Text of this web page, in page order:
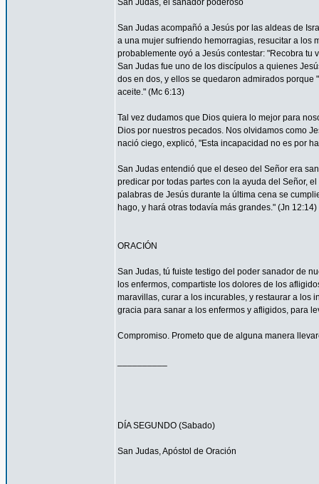
San Judas, el sanador poderoso
San Judas acompañó a Jesús por las aldeas de
a una mujer sufriendo hemorragias, resucitar a los
probablemente oyó a Jesús contestar: "Recobra tu
San Judas fue uno de los discípulos a quienes
dos en dos, y ellos se quedaron admirados
aceite." (Mc 6:13)
Tal vez dudamos que Dios quiera lo mejor para
Dios por nuestros pecados. Nos olvidamos como
nació ciego, explicó, "Esta incapacidad no es por
San Judas entendió que el deseo del Señor era
predicar por todas partes con la ayuda del Señor,
palabras de Jesús durante la última cena se
hago, y hará otras todavía más grandes." (Jn 12:14)
ORACIÓN
San Judas, tú fuiste testigo del poder sanador de
los enfermos, compartiste los dolores de los
maravillas, curar a los incurables, y restaurar a los
gracia para sanar a los enfermos y afligidos, para
Compromiso. Prometo que de alguna manera
DÍA SEGUNDO (Sabado)
San Judas, Apóstol de Oración